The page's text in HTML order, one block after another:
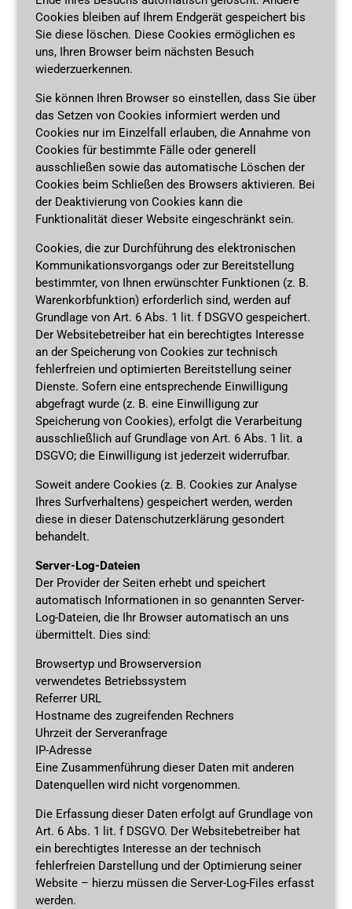
Cookies bleiben auf Ihrem Endgerät gespeichert bis
Sie diese löschen. Diese Cookies ermöglichen es
uns, Ihren Browser beim nächsten Besuch
wiederzuerkennen.
Sie können Ihren Browser so einstellen, dass Sie über
das Setzen von Cookies informiert werden und
Cookies nur im Einzelfall erlauben, die Annahme von
Cookies für bestimmte Fälle oder generell
ausschließen sowie das automatische Löschen der
Cookies beim Schließen des Browsers aktivieren. Bei
der Deaktivierung von Cookies kann die
Funktionalität dieser Website eingeschränkt sein.
Cookies, die zur Durchführung des elektronischen
Kommunikationsvorgangs oder zur Bereitstellung
bestimmter, von Ihnen erwünschter Funktionen (z. B.
Warenkorbfunktion) erforderlich sind, werden auf
Grundlage von Art. 6 Abs. 1 lit. f DSGVO gespeichert.
Der Websitebetreiber hat ein berechtigtes Interesse
an der Speicherung von Cookies zur technisch
fehlerfreien und optimierten Bereitstellung seiner
Dienste. Sofern eine entsprechende Einwilligung
abgefragt wurde (z. B. eine Einwilligung zur
Speicherung von Cookies), erfolgt die Verarbeitung
ausschließlich auf Grundlage von Art. 6 Abs. 1 lit. a
DSGVO; die Einwilligung ist jederzeit widerrufbar.
Soweit andere Cookies (z. B. Cookies zur Analyse
Ihres Surfverhaltens) gespeichert werden, werden
diese in dieser Datenschutzerklärung gesondert
behandelt.
Server-Log-Dateien
Der Provider der Seiten erhebt und speichert
automatisch Informationen in so genannten Server-
Log-Dateien, die Ihr Browser automatisch an uns
übermittelt. Dies sind:
Browsertyp und Browserversion
verwendetes Betriebssystem
Referrer URL
Hostname des zugreifenden Rechners
Uhrzeit der Serveranfrage
IP-Adresse
Eine Zusammenführung dieser Daten mit anderen
Datenquellen wird nicht vorgenommen.
Die Erfassung dieser Daten erfolgt auf Grundlage von
Art. 6 Abs. 1 lit. f DSGVO. Der Websitebetreiber hat
ein berechtigtes Interesse an der technisch
fehlerfreien Darstellung und der Optimierung seiner
Website – hierzu müssen die Server-Log-Files erfasst
werden.